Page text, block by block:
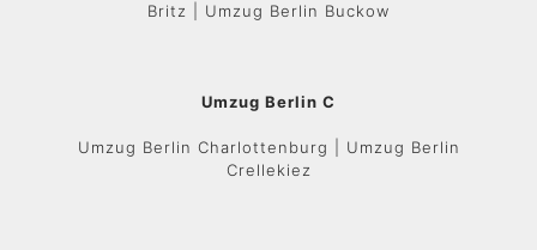
Britz | Umzug Berlin Buckow
Umzug Berlin C
Umzug Berlin Charlottenburg | Umzug Berlin
Crellekiez